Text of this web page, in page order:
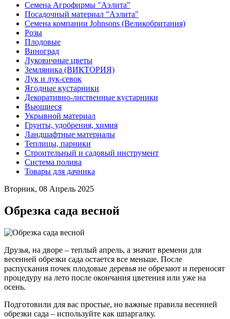
Семена Агрофирмы "Аэлита"
Посадочный материал "Аэлита"
Семена компании Johnsons (Великобритания)
Розы
Плодовые
Виноград
Луковичные цветы
Земляника (ВИКТОРИЯ)
Лук и лук-севок
Ягодные кустарники
Декоративно-лиственные кустарники
Вьющиеся
Укрывной материал
Грунты, удобрения, химия
Ландшафтные материалы
Теплицы, парники
Строительный и садовый инструмент
Система полива
Товары для дачника
Вторник, 08 Апрель 2025
Обрезка сада весной
Друзья, на дворе – теплый апрель, а значит времени для
весенней обрезки сада остается все меньше. После
распускания почек плодовые деревья не обрезают и переносят
процедуру на лето после окончания цветения или уже на
осень.
Подготовили для вас простые, но важные правила весенней
обрезки сада – используйте как шпаргалку.